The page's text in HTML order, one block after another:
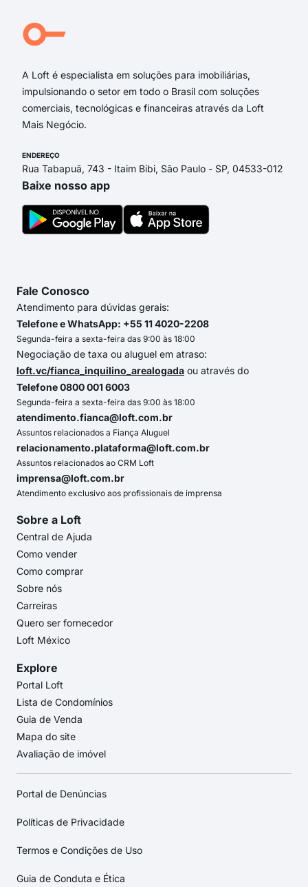
A Loft é especialista em soluções para imobiliárias,
impulsionando o setor em todo o Brasil com soluções
comerciais, tecnológicas e financeiras através da Loft
Mais Negócio.
ENDEREÇO
Rua Tabapuã, 743 - Itaim Bibi, São Paulo - SP, 04533-012
Baixe nosso app
Fale Conosco
Atendimento para dúvidas gerais:
Telefone e WhatsApp: +55 11 4020-2208
Segunda-feira a sexta-feira das 9:00 às 18:00
Negociação de taxa ou aluguel em atraso:
loft.vc/fianca_inquilino_arealogada ou através do
Telefone 0800 001 6003
Segunda-feira a sexta-feira das 9:00 às 18:00
atendimento.fianca@loft.com.br
Assuntos relacionados a Fiança Aluguel
relacionamento.plataforma@loft.com.br
Assuntos relacionados ao CRM Loft
imprensa@loft.com.br
Atendimento exclusivo aos profissionais de imprensa
Sobre a Loft
Central de Ajuda
Como vender
Como comprar
Sobre nós
Carreiras
Quero ser fornecedor
Loft México
Explore
Portal Loft
Lista de Condomínios
Guia de Venda
Mapa do site
Avaliação de imóvel
Portal de Denúncias
Políticas de Privacidade
Termos e Condições de Uso
Guia de Conduta e Ética